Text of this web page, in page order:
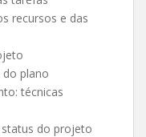
recursos e das
do plano
técnicas
do projeto